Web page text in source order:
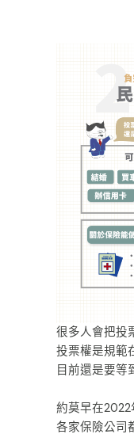
很多人會把投
投票權是規範
目前還是要等
約莫早在2022
各家保險公司